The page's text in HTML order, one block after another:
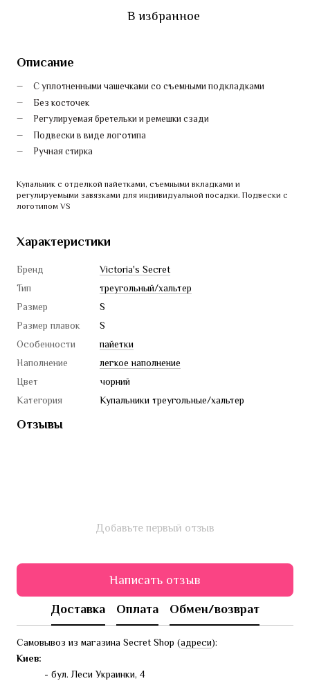
В избранное
Описание
С уплотненными чашечками со съемными подкладками
Без косточек
Регулируемая бретельки и ремешки сзади
Подвески в виде логотипа
Ручная стирка
Купальник с отделкой пайетками, съемными вкладками и
регулируемыми завязками для индивидуальной посадки. Подвески с
логотипом VS
Характеристики
Бренд
Victoria's Secret
Тип
треугольный/хальтер
Размер
S
Размер плавок
S
Особенности
пайетки
Наполнение
легкое наполнение
Цвет
чорний
Категория
Купальники треугольные/хальтер
Отзывы
Добавьте первый отзыв
Написать отзыв
Доставка Оплата Обмен/возврат
Самовывоз из магазина Secret Shop (адреси):
Киев:
- бул. Леси Украинки, 4